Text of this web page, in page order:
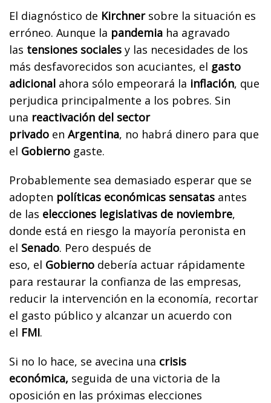
El diagnóstico de Kirchnersobre la situación es
erróneo. Aunque la pandemia ha agravado
las tensiones sociales y las necesidades de los
más desfavorecidos son acuciantes, el gasto
adicional ahora sólo empeorará la inflación, que
perjudica principalmente a los pobres. Sin
una reactivación del sector
privado en Argentina, no habrá dinero para que
el Gobierno gaste.
Probablemente sea demasiado esperar que se
adopten políticas económicas sensatas antes
de las elecciones legislativas de noviembre,
donde está en riesgo la mayoría peronista en
el Senado. Pero después de
eso, el Gobierno debería actuar rápidamente
para restaurar la confianza de las empresas,
reducir la intervención en la economía, recortar
el gasto público y alcanzar un acuerdo con
el FMI.
Si no lo hace, se avecina una crisis
económica, seguida de una victoria de la
oposición en las próximas elecciones